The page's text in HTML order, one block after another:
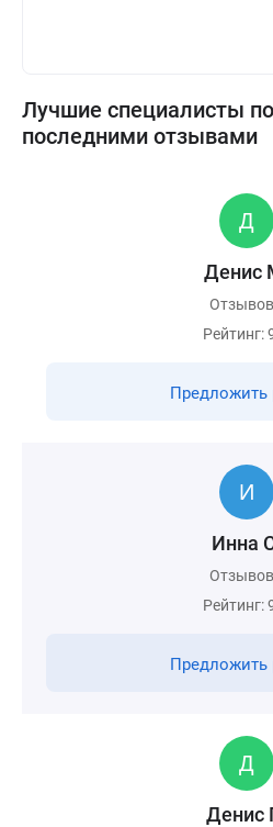
Лучшие специалисты
последними отзывами
Денис
Рейтинг:
Предложить
Инна
Рейтинг:
Предложить
Денис